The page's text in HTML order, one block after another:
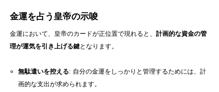
金運を占う皇帝の示唆
金運において、皇帝のカードが正位置で現れると、 計画的な資金の管
理が運気を引き上げる鍵となります。
無駄遣いを控える: 自分の金運をしっかりと管理するためには、計
画的な支出が求められます。